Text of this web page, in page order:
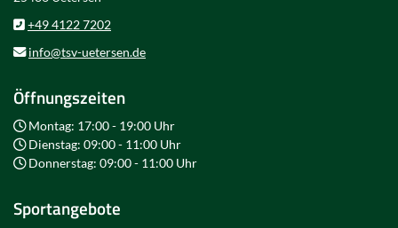
+49 4122 7202
info@tsv-uetersen.de
Öffnungszeiten
Montag: 17:00 - 19:00 Uhr
Dienstag: 09:00 - 11:00 Uhr
Donnerstag: 09:00 - 11:00 Uhr
Sportangebote